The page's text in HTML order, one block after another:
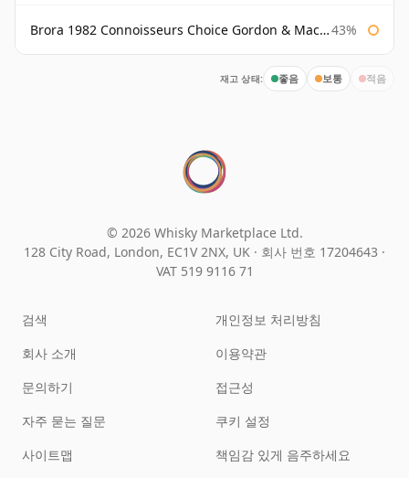
Brora 1982 Connoisseurs Choice Gordon & Macphail 43%
재고 상태: 좋음 보통 적음
© 2026 Whisky Marketplace Ltd.
128 City Road, London, EC1V 2NX, UK · 회사 번호 17204643 ·
VAT 519 9116 71
검색
회사 소개
문의하기
자주 묻는 질문
사이트맵
개인정보 처리방침
이용약관
접근성
쿠키 설정
책임감 있게 음주하세요